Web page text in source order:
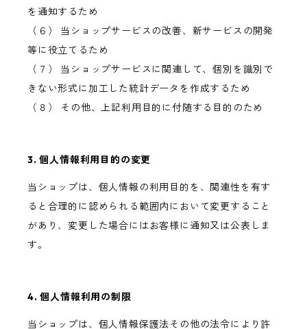
を通知するため
（６） 当ショップサービスの改善、新サービスの開発
等に役立てるため
（７） 当ショップサービスに関連して、個別を識別で
きない形式に加工した統計データを作成するため
（８） その他、上記利用目的に付随する目的のため
3. 個人情報利用目的の変更
当ショップは、個人情報の利用目的を、関連性を有す
ると合理的に認められる範囲内において変更すること
があり、変更した場合にはお客様に通知又は公表しま
す。
4. 個人情報利用の制限
当ショップは、個人情報保護法その他の法令により許